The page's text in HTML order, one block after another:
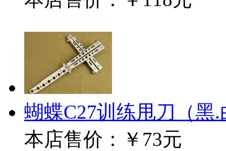
蝴蝶C27训练甩刀（黑.
本店售价：
￥73元